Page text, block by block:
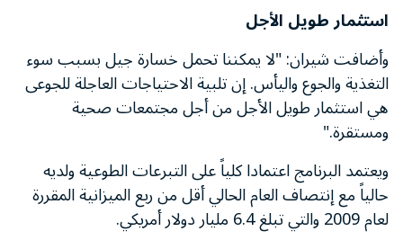
استثمار طويل الأجل
وأضافت شيران: "لا يمكننا تحمل خسارة جيل بسبب سوء
التغذية والجوع واليأس. إن تلبية الاحتياجات العاجلة للجوعى
هي استثمار طويل الأجل من أجل مجتمعات صحية
ومستقرة."
ويعتمد البرنامج اعتمادا كلياً على التبرعات الطوعية ولديه
حالياً مع إنتصاف العام الحالي أقل من ربع الميزانية المقررة
لعام 2009 والتي تبلغ 6.4 مليار دولار أمريكي.